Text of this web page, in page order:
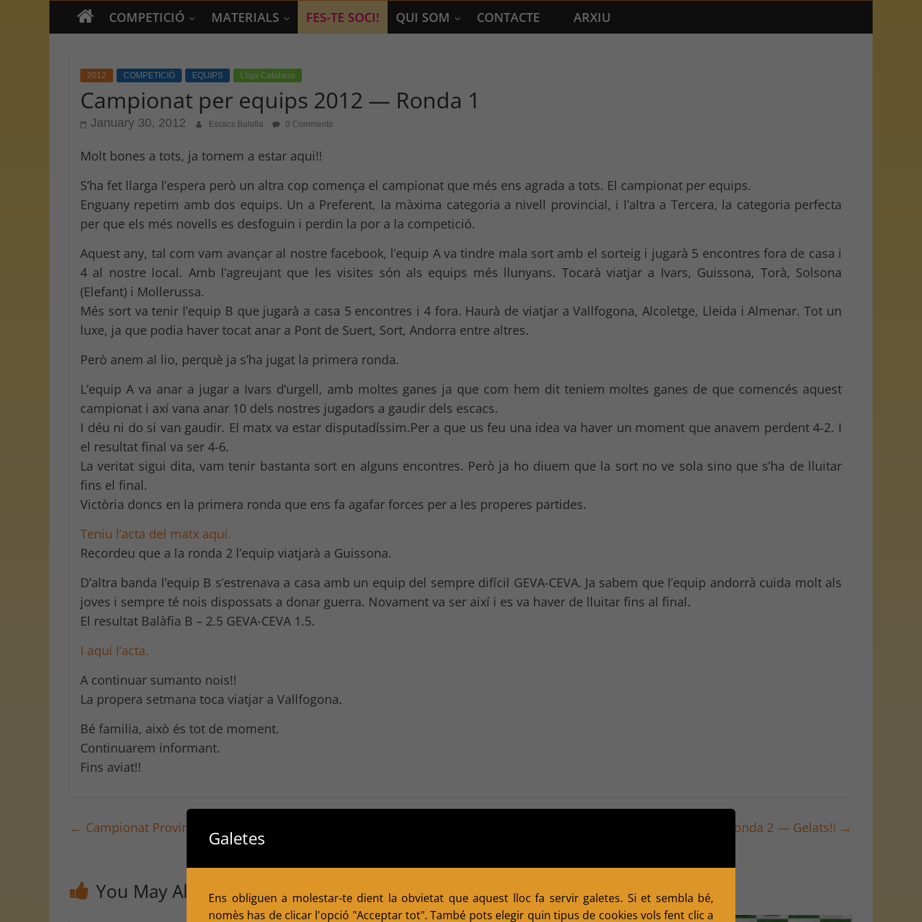
COMPETICIÓ MATERIALS FES-TE SOCI! QUI SOM CONTACTE ARXIU
2012 COMPETICIÓ EQUIPS Lliga Catalana
Campionat per equips 2012 — Ronda 1
January 30, 2012 Escacs Balafia 0 Comments
Molt bones a tots, ja tornem a estar aqui!!
S’ha fet llarga l’espera però un altra cop comença el campionat que més ens agrada a tots. El campionat per equips.
Enguany repetim amb dos equips. Un a Preferent, la màxima categoria a nivell provincial, i l’altra a Tercera, la categoria perfecta
per que els més novells es desfoguin i perdin la por a la competició.
Aquest any, tal com vam avançar al nostre facebook, l’equip A va tindre mala sort amb el sorteig i jugarà 5 encontres fora de casa i
4 al nostre local. Amb l’agreujant que les visites són als equips més llunyans. Tocarà viatjar a Ivars, Guissona, Torà, Solsona
(Elefant) i Mollerussa.
Més sort va tenir l’equip B que jugarà a casa 5 encontres i 4 fora. Haurà de viatjar a Vallfogona, Alcoletge, Lleida i Almenar. Tot un
luxe, ja que podia haver tocat anar a Pont de Suert, Sort, Andorra entre altres.
Però anem al lio, perquè ja s’ha jugat la primera ronda.
L’equip A va anar a jugar a Ivars d’urgell, amb moltes ganes ja que com hem dit teniem moltes ganes de que comencés aquest
campionat i axí vana anar 10 dels nostres jugadors a gaudir dels escacs.
I déu ni do si van gaudir. El matx va estar disputadíssim.Per a que us feu una idea va haver un moment que anavem perdent 4-2. I
el resultat final va ser 4-6.
La veritat sigui dita, vam tenir bastanta sort en alguns encontres. Però ja ho diuem que la sort no ve sola sino que s’ha de lluitar
fins el final.
Victòria doncs en la primera ronda que ens fa agafar forces per a les properes partides.
Teniu l’acta del matx aquí.
Recordeu que a la ronda 2 l’equip viatjarà a Guissona.
D’altra banda l’equip B s’estrenava a casa amb un equip del sempre difícil GEVA-CEVA. Ja sabem que l’equip andorrà cuida molt als
joves i sempre té nois dispossats a donar guerra. Novament va ser així i es va haver de lluitar fins al final.
El resultat Balàfia B – 2.5 GEVA-CEVA 1.5.
I aquí l’acta.
A continuar sumanto nois!!
La propera setmana toca viatjar a Vallfogona.
Bé familia, això és tot de moment.
Continuarem informant.
Fins aviat!!
← Campionat Provincial Individual de Lleida 2011 + Festa Major Sant Miquel Campionat per equips — Ronda 2 — Gelats!! →
You May Also Like
Galetes
Ens obliguen a molestar-te dient la obvietat que aquest lloc fa servir galetes. Si et sembla bé,
nomès has de clicar l'opció "Acceptar tot". També pots elegir quin tipus de cookies vols fent clic a